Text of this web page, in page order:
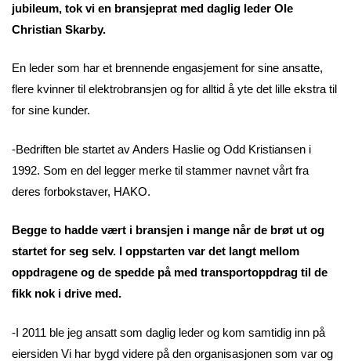
jubileum, tok vi en bransjeprat med daglig leder Ole
Christian Skarby.
En leder som har et brennende engasjement for sine ansatte,
flere kvinner til elektrobransjen og for alltid å yte det lille ekstra til
for sine kunder.
-Bedriften ble startet av Anders Haslie og Odd Kristiansen i
1992. Som en del legger merke til stammer navnet vårt fra
deres forbokstaver, HAKO.
Begge to hadde vært i bransjen i mange når de brøt ut og
startet for seg selv. I oppstarten var det langt mellom
oppdragene og de spedde på med transportoppdrag til de
fikk nok i drive med.
-I 2011 ble jeg ansatt som daglig leder og kom samtidig inn på
eiersiden Vi har bygd videre på den organisasjonen som var og